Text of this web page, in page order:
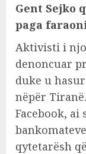
Gent Sejko
paga
Aktivisti i
denoncuar
duke u
nëpër
Facebook, ai
qytetarësh